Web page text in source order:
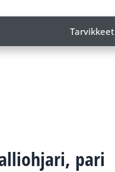
Tarvikkeet
pari